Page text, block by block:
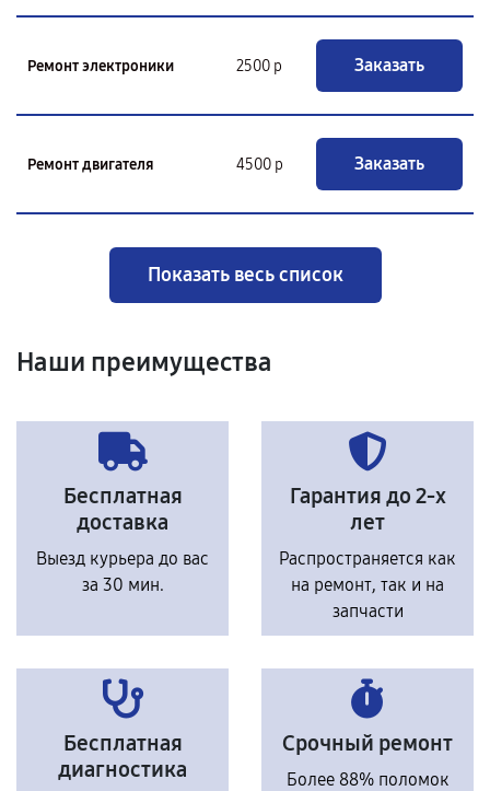
Ремонт электроники 2500 р Заказать
Ремонт двигателя 4500 р Заказать
Показать весь список
Наши преимущества
Бесплатная
доставка
Выезд курьера до вас
за 30 мин.
Гарантия до 2-х
лет
Распространяется как
на ремонт, так и на
запчасти
Бесплатная
диагностика
Срочный ремонт
Более 88% поломок